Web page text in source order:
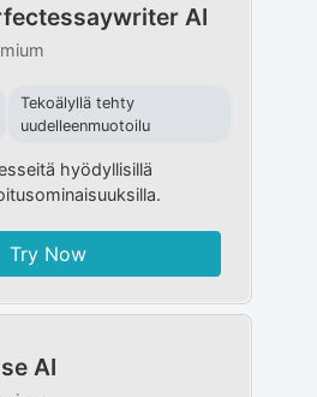
AI
Tekoälyllä tehty
uudelleenmuotoilu
hyödyllisillä
Try Now
AI